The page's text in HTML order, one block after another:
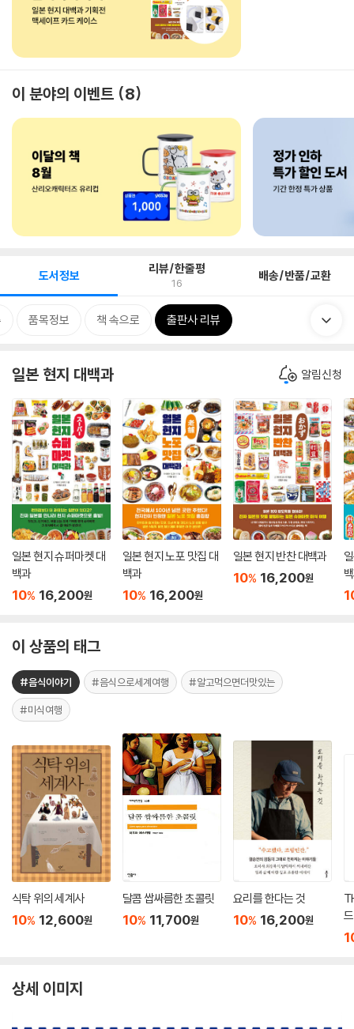
이 분야의 이벤트 8
도서정보 리뷰/한줄평
16 배송/반품/교환
품목정보 책 속으로 출판사 리뷰
일본 현지 대백과 알림신청
일본 현지 슈퍼마켓 대
백과
10% 16,200원
일본 현지 노포 맛집 대
백과
10% 16,200원
일본 현지 반찬 대백과
10% 16,200원
이 상품의 태그
#음식이야기 #음식으로세계여행 #알고먹으면더맛있는
#미식여행
식탁 위의 세계사
10% 12,600원
달콤 쌉싸름한 초콜릿
10% 11,700원
요리를 한다는 것
10% 16,200원
상세 이미지